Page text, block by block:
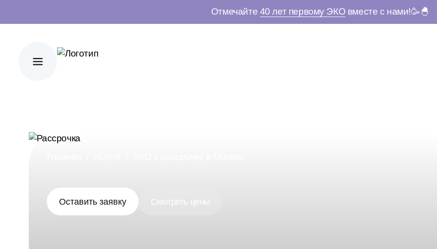
Отмечайте 40 лет первому ЭКО вместе с нами!🥳🐣
Оставить заявку Смотреть цены